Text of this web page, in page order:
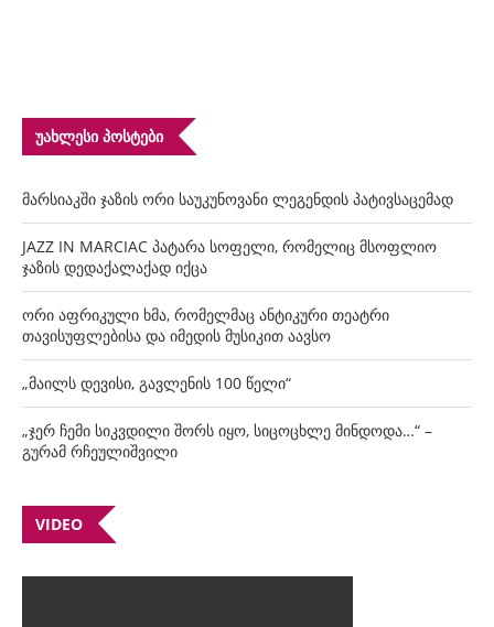
ᲣᲐᲮᲚᲔᲡᲘ ᲞᲝᲡᲢᲔᲑᲘ
მარსიაკში ჯაზის ორი საუკუნოვანი ლეგენდის პატივსაცემად
JAZZ IN MARCIAC პატარა სოფელი, რომელიც მსოფლიო
ჯაზის დედაქალაქად იქცა
ორი აფრიკული ხმა, რომელმაც ანტიკური თეატრი
თავისუფლებისა და იმედის მუსიკით აავსო
„მაილს დევისი, გავლენის 100 წელი“
„ჯერ ჩემი სიკვდილი შორს იყო, სიცოცხლე მინდოდა…“ –
გურამ რჩეულიშვილი
VIDEO